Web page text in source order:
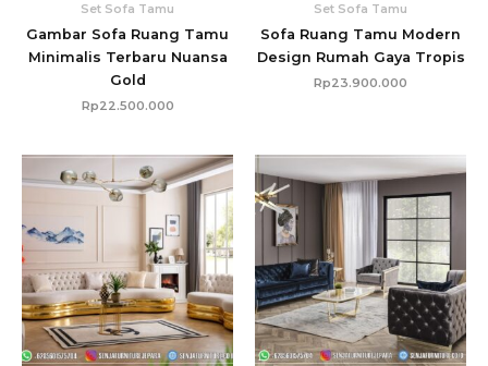
Set Sofa Tamu
Gambar Sofa Ruang Tamu
Minimalis Terbaru Nuansa
Gold
Rp22.500.000
Set Sofa Tamu
Sofa Ruang Tamu Modern
Design Rumah Gaya Tropis
Rp23.900.000